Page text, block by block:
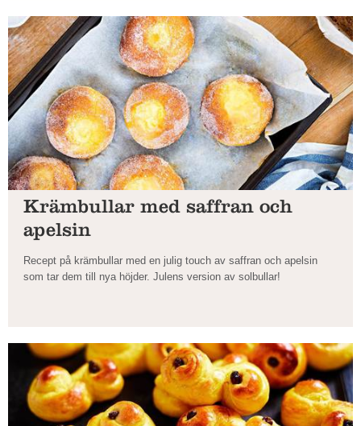
Krämbullar med saffran och
apelsin
Recept på krämbullar med en julig touch av saffran och apelsin
som tar dem till nya höjder. Julens version av solbullar!